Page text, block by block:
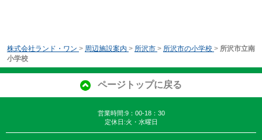
株式会社ランド・ワン > 周辺施設案内 > 所沢市 > 所沢市の小学校 > 所沢市立南
小学校
ページトップに戻る
営業時間:9：00-18：30
定休日:火・水曜日